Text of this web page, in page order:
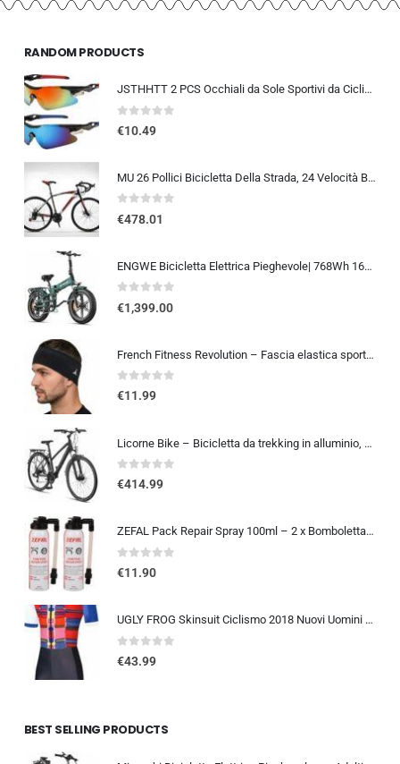
RANDOM PRODUCTS
JSTHHTT 2 PCS Occhiali da Sole Sportivi da Ciclismo,Occhiali da bicicletta antivento,occhiali da ciclismo per uomini donne,pr
0out of 5
€10.49
MU 26 Pollici Bicicletta Della Strada, 24 Velocità Bici, Doppio Freno a Disco, Acciaio Al Carbonio Telaio, Strada Di Corsa…
0out of 5
€478.01
ENGWE Bicicletta Elettrica Pieghevole| 768Wh 16AH Durata 110KM| 20″×4.0″ Fat Tire|Sensore di Coppia| Sospensione Completa| 8 Velocità| ENGINE Pro 2.0
0out of 5
€1,399.00
French Fitness Revolution – Fascia elastica sportiva per uomini e donne – corsa, ciclismo, basket, yoga, fitness – fascia per
0out of 5
€11.99
Licorne Bike – Bicicletta da trekking in alluminio, da 28 pollici, con cambio a 21 marce, freno a disco, mountain bike, bici
0out of 5
€414.99
ZEFAL Pack Repair Spray 100ml – 2 x Bomboletta Ripara Gomme Bici – Gonfia e Ripara Bici – Schrader, Presta e Dunlop – 2 botti
0out of 5
€11.90
UGLY FROG Skinsuit Ciclismo 2018 Nuovi Uomini Traspirante Primavera Estate A Maniche Corta Ciclismo Body All’aperto Sports…
0out of 5
€43.99
BEST SELLING PRODUCTS